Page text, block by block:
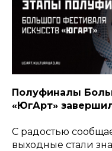
Полуфиналы
«ЮгАрт»
С радостью
выходные стали